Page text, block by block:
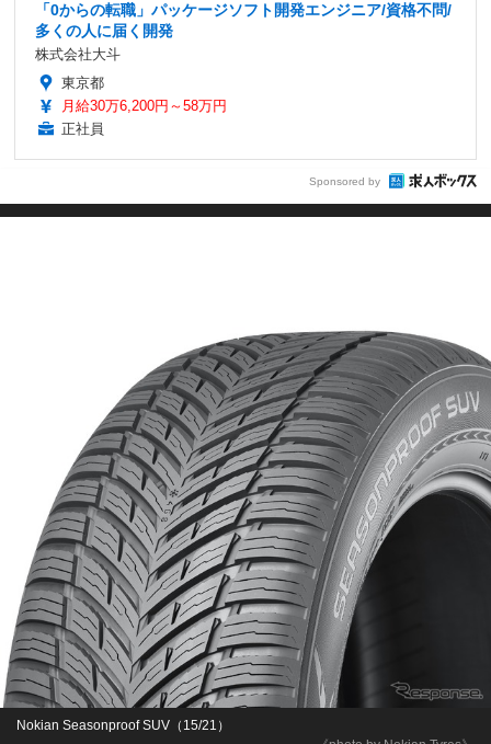
「0からの転職」パッケージソフト開発エンジニア/資格不問/
多くの人に届く開発
株式会社大斗
東京都
月給30万6,200円～58万円
正社員
Sponsored by
Nokian Seasonproof SUV（15/21）